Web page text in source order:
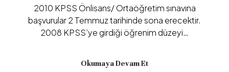
2010 KPSS Önlisans/ Ortaöğretim sınavına
başvurular 2 Temmuz tarihinde sona erecektir.
2008 KPSS’ye girdiği öğrenim düzeyi…
Okumaya Devam Et